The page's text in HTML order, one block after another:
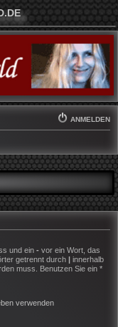
ANMELDEN
und ein - vor ein Wort, das
getrennt durch
innerhalb
muss. Benutzen Sie ein *
verwenden